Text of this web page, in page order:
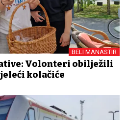
BELI MANASTIR
Volonteri obilježili
kolačiće